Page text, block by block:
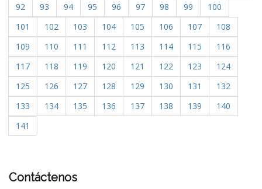
92
93 94 95 96 97 98 99
100
101
102 103 104 105 106 107
108
109
110 111 112 113 114 115
116
117
118 119 120 121 122 123
124
125
126 127 128 129 130 131
132
133
134 135 136 137 138 139
140
141
Contáctenos